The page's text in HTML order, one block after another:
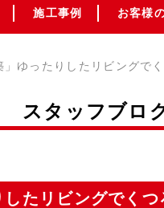
施工事例 お客様
スタッフブロ
したリビングでく